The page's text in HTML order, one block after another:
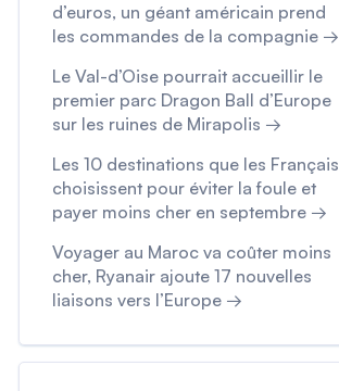
d’euros, un géant américain prend
les commandes de la compagnie →
Le Val-d’Oise pourrait accueillir le
premier parc Dragon Ball d’Europe
sur les ruines de Mirapolis →
Les 10 destinations que les Français
choisissent pour éviter la foule et
payer moins cher en septembre →
Voyager au Maroc va coûter moins
cher, Ryanair ajoute 17 nouvelles
liaisons vers l’Europe →